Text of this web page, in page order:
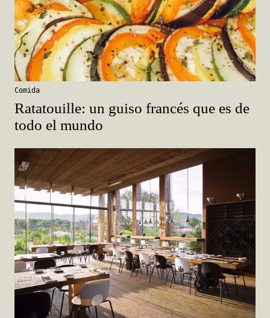
Comida
Ratatouille: un guiso francés que es de
todo el mundo